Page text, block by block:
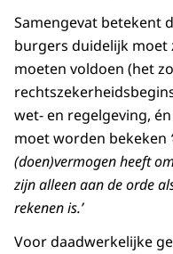
Samengevat betekent
burgers duidelijk moet
moeten voldoen (het
wet- en regelgeving,
moet worden bekeken
(doen)vermogen heeft
zijn alleen aan de orde
rekenen is.’
Voor daadwerkelijke